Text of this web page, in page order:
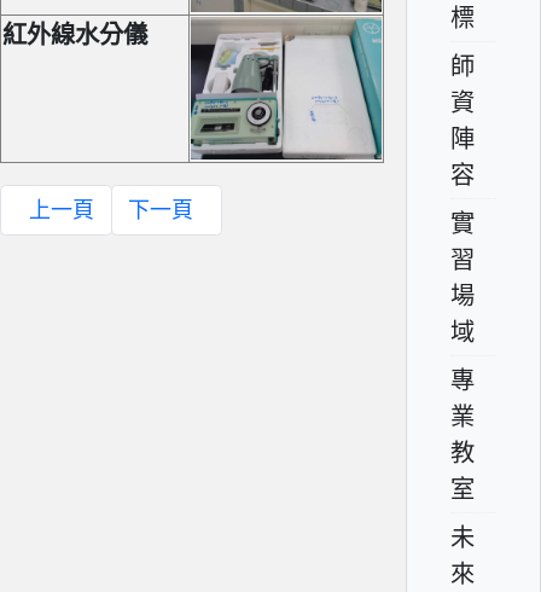
標
師
資
陣
容
實
習
場
域
專
業
教
室
未
來
紅外線水分儀
上一頁 下一頁